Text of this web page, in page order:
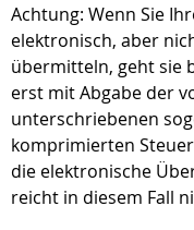
Achtung: Wenn Sie
elektronisch, aber
übermitteln, geht sie
erst mit Abgabe der
unterschriebenen
komprimierten
die elektronische
reicht in diesem Fall